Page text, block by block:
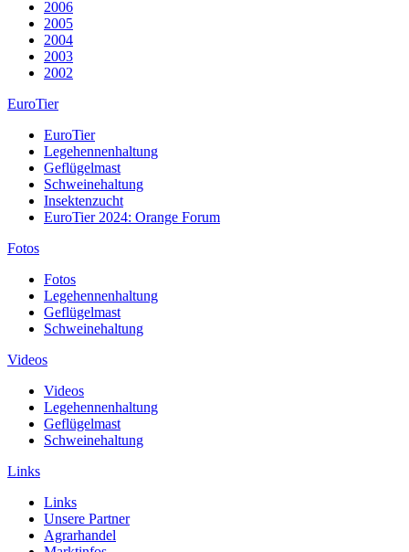
2006
2005
2004
2003
2002
EuroTier
EuroTier
Legehennenhaltung
Geflügelmast
Schweinehaltung
Insektenzucht
EuroTier 2024: Orange Forum
Fotos
Fotos
Legehennenhaltung
Geflügelmast
Schweinehaltung
Videos
Videos
Legehennenhaltung
Geflügelmast
Schweinehaltung
Links
Links
Unsere Partner
Agrarhandel